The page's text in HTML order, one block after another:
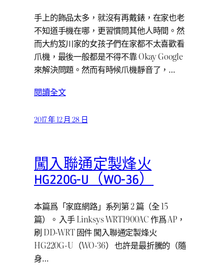
手上的飾品太多，就沒有再戴錶，在家也老
不知道手機在哪，更習慣問其他人時間。然
而大約笈川家的女孩子們在家都不太喜歡看
爪機，最後一般都是不得不靠 Okay Google
來解決問題。然而有時候爪機靜音了，…
閱讀全文
2017 年 12 月 28 日
闖入聯通定製烽火
HG220G-U（WO-36）
本篇爲「家庭網路」系列第 2 篇（全 15
篇）。 入手 Linksys WRT1900AC 作爲 AP，
刷 DD-WRT 固件 闖入聯通定製烽火
HG220G-U（WO-36） 也許是最折騰的（隨
身…